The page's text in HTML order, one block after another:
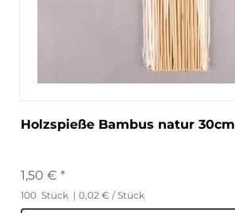
Holzspieße Bambus natur 30cm
1,50 € *
100 Stück | 0,02 € / Stück